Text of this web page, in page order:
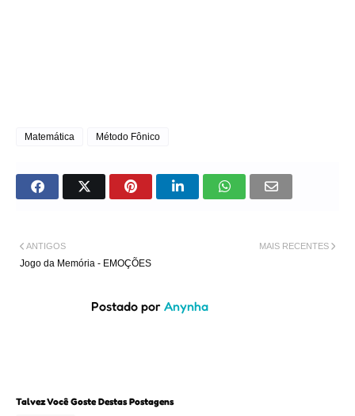
Matemática Método Fônico
MAIS RECENTES
ANTIGOS
Jogo da Memória - EMOÇÕES
Postado por Anynha
Talvez Você Goste Destas Postagens